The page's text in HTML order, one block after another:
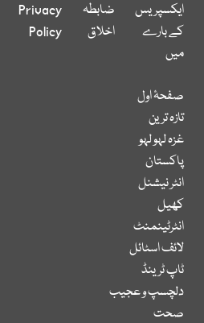
ایکسپریس
کے بارے
میں
ضابطہ
اخلاق
Privacy
Policy
صفحۂ اول
تازہ ترین
غزہ لہو لہو
پاکستان
انٹر نیشنل
کھیل
انٹرٹینمنٹ
لائف اسٹائل
ٹاپ ٹرینڈ
دلچسپ و عجیب
صحت